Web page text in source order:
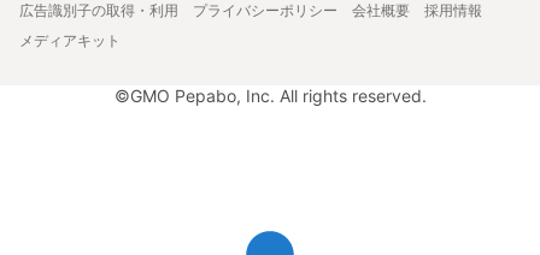
広告識別子の取得・利用
プライバシーポリシー 会社概要
採用情報
メディアキット
©GMO Pepabo, Inc. All rights reserved.